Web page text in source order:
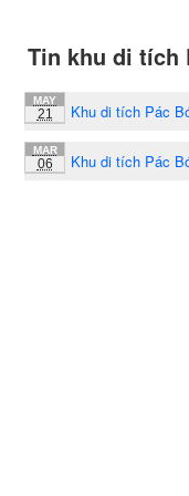
Tin khu di tích
MAY
21 Khu di tích Pác
MAR
06 Khu di tích Pác